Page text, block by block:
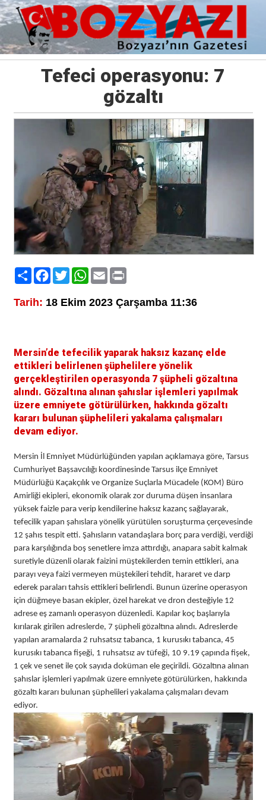
Tefeci operasyonu: 7
gözaltı
PaylaşFacebook
TwitterWhatsApp
EmailPrint
Tarih: 18 Ekim 2023 Çarşamba 11:36
Mersin’de tefecilik yaparak haksız kazanç elde
ettikleri belirlenen şüphelilere yönelik
gerçekleştirilen operasyonda 7 şüpheli gözaltına
alındı. Gözaltına alınan şahıslar işlemleri yapılmak
üzere emniyete götürülürken, hakkında gözaltı
kararı bulunan şüphelileri yakalama çalışmaları
devam ediyor.
Mersin İl Emniyet Müdürlüğünden yapılan açıklamaya göre, Tarsus
Cumhuriyet Başsavcılığı koordinesinde Tarsus ilçe Emniyet
Müdürlüğü Kaçakçılık ve Organize Suçlarla Mücadele (KOM) Büro
Amirliği ekipleri, ekonomik olarak zor duruma düşen insanlara
yüksek faizle para verip kendilerine haksız kazanç sağlayarak,
tefecilik yapan şahıslara yönelik yürütülen soruşturma çerçevesinde
12 şahıs tespit etti. Şahısların vatandaşlara borç para verdiği, verdiği
para karşılığında boş senetlere imza attırdığı, anapara sabit kalmak
suretiyle düzenli olarak faizini müştekilerden temin ettikleri, ana
parayı veya faizi vermeyen müştekileri tehdit, hararet ve darp
ederek paraları tahsis ettikleri belirlendi. Bunun üzerine operasyon
için düğmeye basan ekipler, özel harekat ve dron desteğiyle 12
adrese eş zamanlı operasyon düzenledi. Kapılar koç başlarıyla
kırılarak girilen adreslerde, 7 şüpheli gözaltına alındı. Adreslerde
yapılan aramalarda 2 ruhsatsız tabanca, 1 kurusıkı tabanca, 45
kurusıkı tabanca fişeği, 1 ruhsatsız av tüfeği, 10 9.19 çapında fişek,
1 çek ve senet ile çok sayıda doküman ele geçirildi. Gözaltına alınan
şahıslar işlemleri yapılmak üzere emniyete götürülürken, hakkında
gözaltı kararı bulunan şüphelileri yakalama çalışmaları devam
ediyor.